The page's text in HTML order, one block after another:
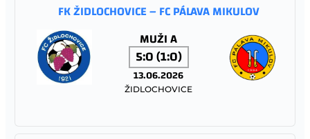
FK ŽIDLOCHOVICE – FC PÁLAVA MIKULOV
MUŽI A
5:0 (1:0)
13.06.2026
ŽIDLOCHOVICE